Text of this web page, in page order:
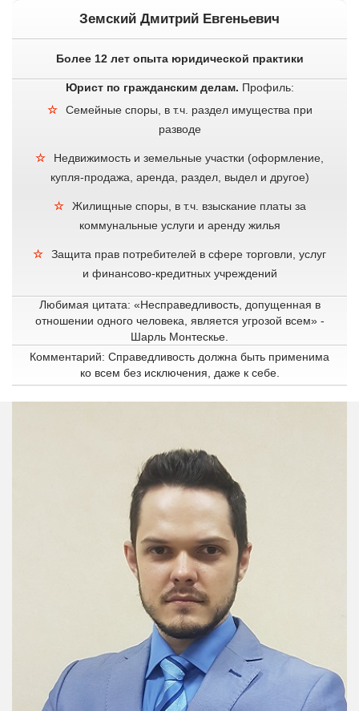
Земский Дмитрий Евгеньевич
Более 12 лет опыта юридической практики
Юрист по гражданским делам. Профиль:
Семейные споры, в т.ч. раздел имущества при
разводе
Недвижимость и земельные участки (оформление,
купля-продажа, аренда, раздел, выдел и другое)
Жилищные споры, в т.ч. взыскание платы за
коммунальные услуги и аренду жилья
Защита прав потребителей в сфере торговли, услуг
и финансово-кредитных учреждений
Любимая цитата: «Несправедливость, допущенная в
отношении одного человека, является угрозой всем» -
Шарль Монтескье.
Комментарий: Справедливость должна быть применима
ко всем без исключения, даже к себе.